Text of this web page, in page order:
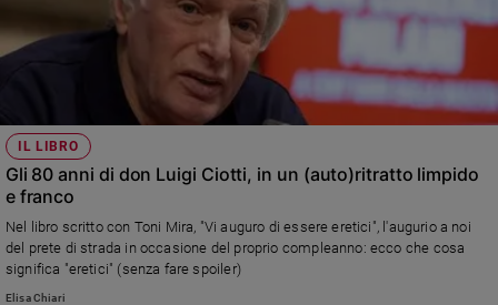
educazione
Nonni
Coppia
Scuola
e
giovani
Adolescenza
IL LIBRO
Gli 80 anni di don Luigi Ciotti, in un (auto)ritratto limpido
e franco
Nel libro scritto con Toni Mira, "Vi auguro di essere eretici", l'augurio a noi
del prete di strada in occasione del proprio compleanno: ecco che cosa
significa "eretici" (senza fare spoiler)
Elisa Chiari